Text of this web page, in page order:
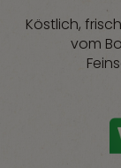
Köstlich,
vom